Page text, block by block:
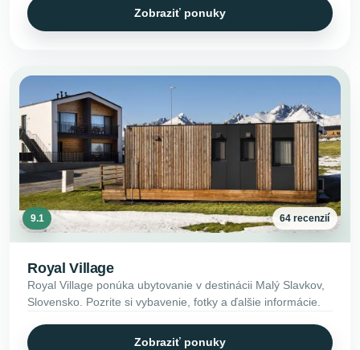
Zobraziť ponuky
9.1 64 recenzií
Royal Village
Royal Village ponúka ubytovanie v destinácii Malý Slavkov,
Slovensko. Pozrite si vybavenie, fotky a ďalšie informácie.
Zobraziť ponuky